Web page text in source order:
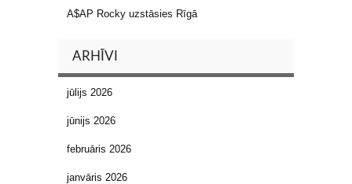
A$AP Rocky uzstāsies Rīgā
ARHĪVI
jūlijs 2026
jūnijs 2026
februāris 2026
janvāris 2026